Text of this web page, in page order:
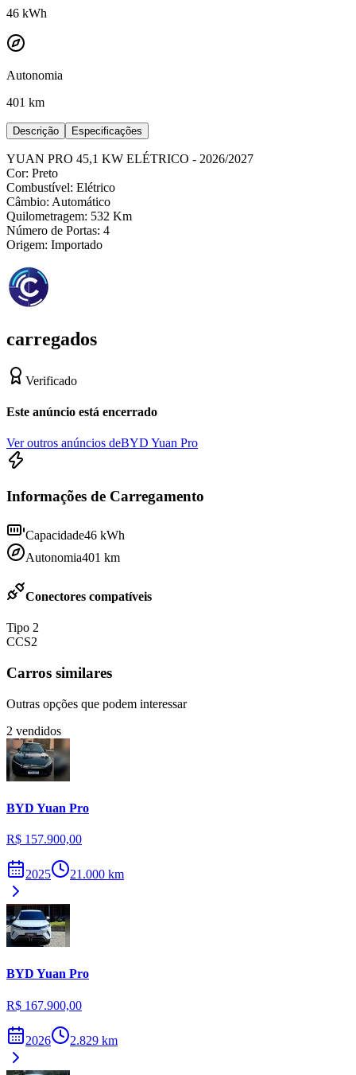
46 kWh
Autonomia
401 km
Descrição Especificações
YUAN PRO 45,1 KW ELÉTRICO - 2026/2027
Cor: Preto
Combustível: Elétrico
Câmbio: Automático
Quilometragem: 532 Km
Número de Portas: 4
Origem: Importado
carregados
Verificado
Este anúncio está encerrado
Ver outros anúncios deBYD Yuan Pro
Informações de Carregamento
Capacidade46 kWh
Autonomia401 km
Conectores compatíveis
Tipo 2
CCS2
Carros similares
Outras opções que podem interessar
2 vendidos
BYD Yuan Pro
R$ 157.900,00
2025 21.000 km
BYD Yuan Pro
R$ 167.900,00
2026 2.829 km